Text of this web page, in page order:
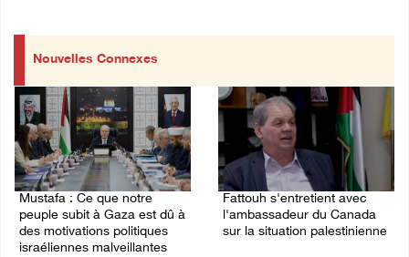
Nouvelles Connexes
Mustafa : Ce que notre
peuple subit à Gaza est dû à
des motivations politiques
israéliennes malveillantes
Fattouh s'entretient avec
l'ambassadeur du Canada
sur la situation palestinienne